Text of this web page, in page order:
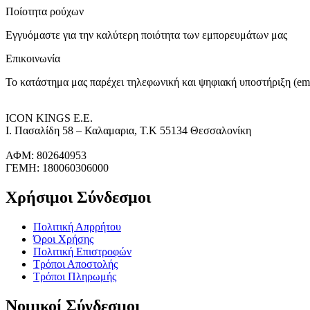
Ποίοτητα ρούχων
Εγγυόμαστε για την καλύτερη ποιότητα των εμπορευμάτων μας
Επικοινωνία
Το κατάστημα μας παρέχει τηλεφωνική και ψηφιακή υποστήριξη
ICON KINGS Ε.Ε.
Ι. Πασαλίδη 58 – Καλαμαρια, Τ.Κ 55134 Θεσσαλονίκη
ΑΦΜ: 802640953
ΓΕΜΗ: 180060306000
Χρήσιμοι Σύνδεσμοι
Πολιτική Απρρήτου
Όροι Χρήσης
Πολιτική Επιστροφών
Τρόποι Αποστολής
Τρόποι Πληρωμής
Νομικοί Σύνδεσμοι